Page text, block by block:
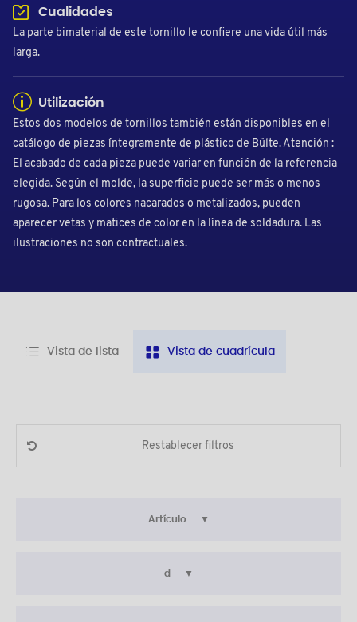
Cualidades
La parte bimaterial de este tornillo le confiere una vida útil más
larga.
Utilización
Estos dos modelos de tornillos también están disponibles en el
catálogo de piezas íntegramente de plástico de Bülte. Atención :
El acabado de cada pieza puede variar en función de la referencia
elegida. Según el molde, la superficie puede ser más o menos
rugosa. Para los colores nacarados o metalizados, pueden
aparecer vetas y matices de color en la línea de soldadura. Las
ilustraciones no son contractuales.
Vista de lista Vista de cuadrícula
Restablecer filtros
Artículo
d